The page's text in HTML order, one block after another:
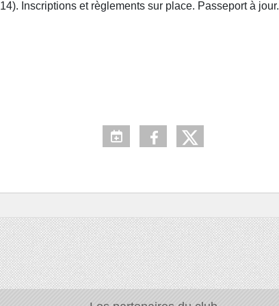
Inscriptions et règlements sur place. Passeport à jour.